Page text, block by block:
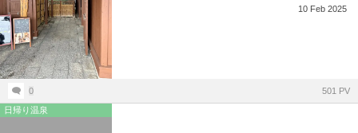
10 Feb 2025
0
501 PV
日帰り温泉
覚書
雑記